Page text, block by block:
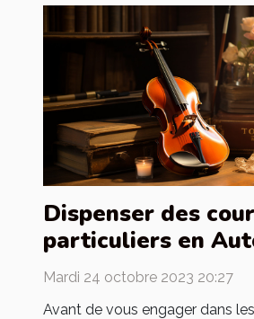
Dispenser des
particuliers en
entrepreneur :
les préalables ?
Mardi 24 octobre 2023 20:27
Avant de vous engager dans